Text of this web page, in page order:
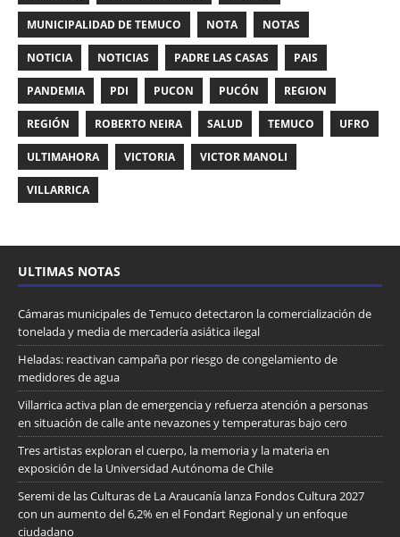
MUNICIPALIDAD DE TEMUCO NOTA NOTAS
NOTICIA NOTICIAS PADRE LAS CASAS PAIS
PANDEMIA PDI PUCON PUCÓN REGION
REGIÓN ROBERTO NEIRA SALUD TEMUCO UFRO
ULTIMAHORA VICTORIA VICTOR MANOLI
VILLARRICA
ULTIMAS NOTAS
Cámaras municipales de Temuco detectaron la comercialización de
tonelada y media de mercadería asiática ilegal
Heladas: reactivan campaña por riesgo de congelamiento de
medidores de agua
Villarrica activa plan de emergencia y refuerza atención a personas
en situación de calle ante nevazones y temperaturas bajo cero
Tres artistas exploran el cuerpo, la memoria y la materia en
exposición de la Universidad Autónoma de Chile
Seremi de las Culturas de La Araucanía lanza Fondos Cultura 2027
con un aumento del 6,2% en el Fondart Regional y un enfoque
ciudadano